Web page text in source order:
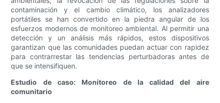
contaminación y el cambio climático, los analizadores
portátiles se han convertido en la piedra angular de los
esfuerzos modernos de monitoreo ambiental. Al permitir una
detección y un análisis más rápidos, estos dispositivos
garantizan que las comunidades puedan actuar con rapidez
para contrarrestar las tendencias perturbadoras antes de
que se intensifiquen.
Estudio de caso: Monitoreo de la calidad del aire
comunitario